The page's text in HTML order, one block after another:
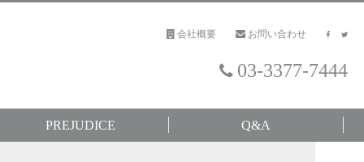
会社概要 お問い合わせ
03-3377-7444
PREJUDICE Q&A